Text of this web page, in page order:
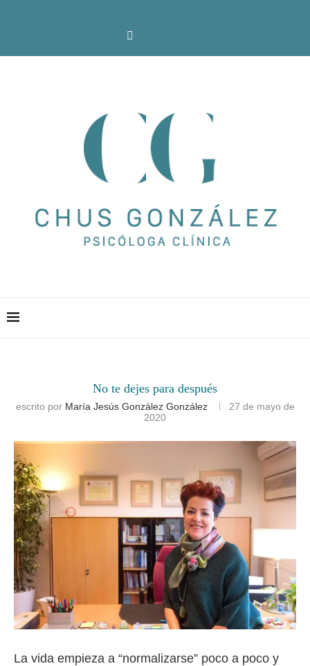
No te dejes para después
escrito por María Jesús González González
27 de mayo de
2020
La vida empieza a “normalizarse” poco a poco y